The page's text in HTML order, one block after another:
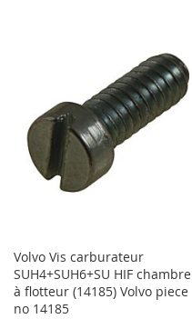
Volvo Vis carburateur
SUH4+SUH6+SU HIF chambre
à flotteur (14185) Volvo piece
no 14185